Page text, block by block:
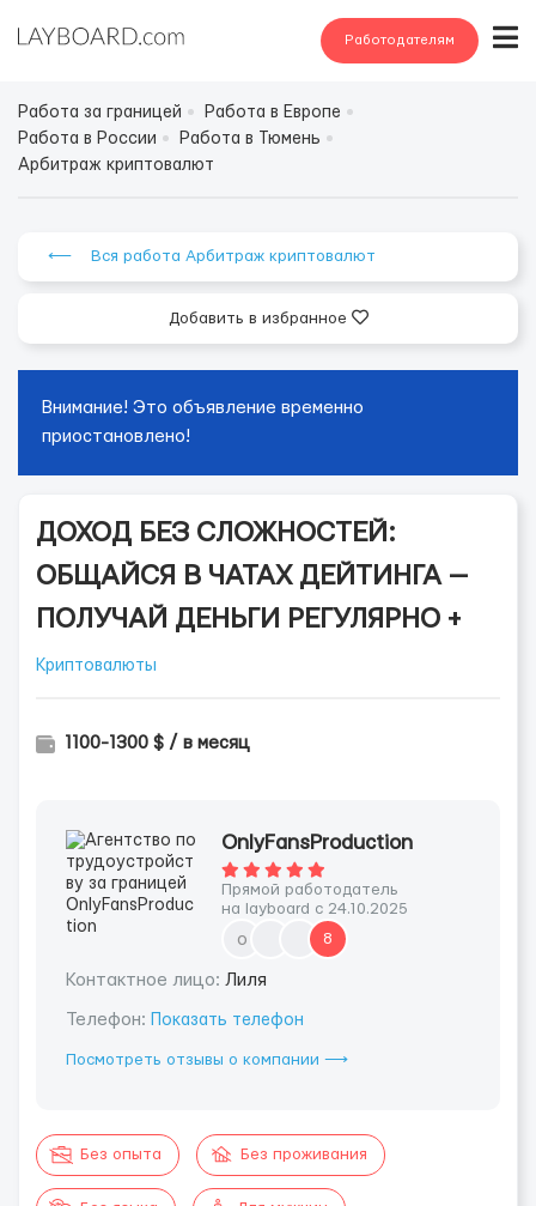
Работодателям
Работа за границей
Работа в Европе
Работа в России
Работа в Тюмень
Арбитраж криптовалют
⟵ Вся работа Арбитраж криптовалют
Добавить в избранное
Внимание! Это объявление временно
приостановлено!
ДОХОД БЕЗ СЛОЖНОСТЕЙ:
ОБЩАЙСЯ В ЧАТАХ ДЕЙТИНГА —
ПОЛУЧАЙ ДЕНЬГИ РЕГУЛЯРНО +
Криптовалюты
1100-1300 $ / в месяц
OnlyFansProduction
Прямой работодатель
на layboard с 24.10.2025
o 8
Контактное лицо: Лиля
Телефон: Показать телефон
Посмотреть отзывы о компании ⟶
Без опыта Без проживания